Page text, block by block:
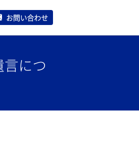
お問い合わせ
につ